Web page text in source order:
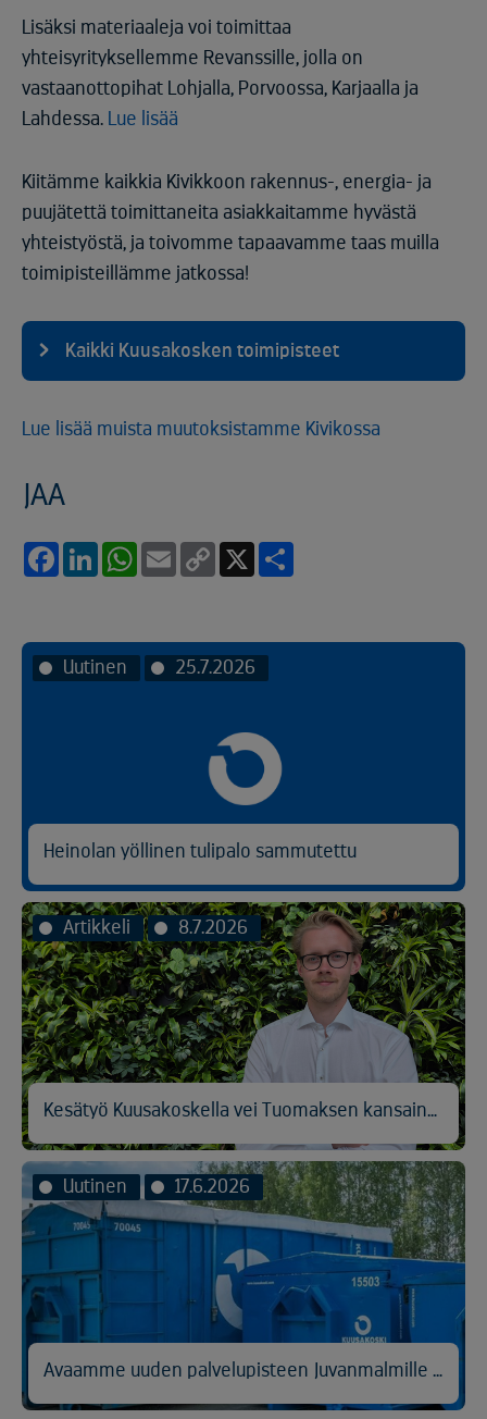
Lisäksi materiaaleja voi toimittaa
yhteisyrityksellemme Revanssille, jolla on
vastaanottopihat Lohjalla, Porvoossa, Karjaalla ja
Lahdessa.
Lue lisää
Kiitämme kaikkia Kivikkoon rakennus-, energia- ja
puujätettä toimittaneita asiakkaitamme hyvästä
yhteistyöstä, ja toivomme tapaavamme taas muilla
toimipisteillämme jatkossa!
Kaikki Kuusakosken toimipisteet
Lue lisää muista muutoksistamme Kivikossa
JAA
FacebookLinkedInWhatsApp
Email
Copy
Uutinen 25.7.2026
Heinolan yöllinen tulipalo sammutettu
Artikkeli 8.7.2026
Kesätyö Kuusakoskella vei Tuomaksen kansainvälisen logistiikan pariin
Uutinen 17.6.2026
Avaamme uuden palvelupisteen Juvanmalmille Espooseen